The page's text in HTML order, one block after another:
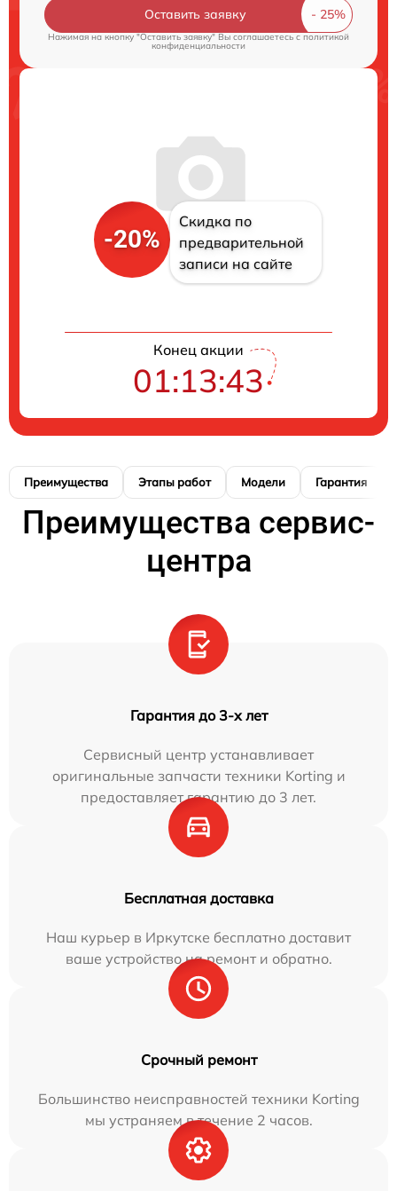
Оставить заявку
Нажимая на кнопку "Оставить заявку" Вы соглашаетесь cполитикой
конфиденциальности
-20%
Скидка по
предварительной
записи на сайте
Конец акции
01:13:42
Преимущества Этапы работ Модели Гарантия
Преимущества сервис-
центра
Гарантия до 3-х лет
Сервисный центр устанавливает
оригинальные запчасти техники Korting и
предоставляет гарантию до 3 лет.
Бесплатная доставка
Наш курьер в Иркутске бесплатно доставит
ваше устройство на ремонт и обратно.
Срочный ремонт
Большинство неисправностей техники Korting
мы устраняем в течение 2 часов.